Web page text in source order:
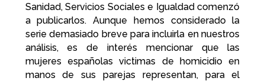
Sanidad, Servicios Sociales e Igualdad comenzó
a publicarlos. Aunque hemos considerado la
serie demasiado breve para incluirla en nuestros
análisis, es de interés mencionar que las
mujeres españolas victimas de homicidio en
manos de sus parejas representan, para el